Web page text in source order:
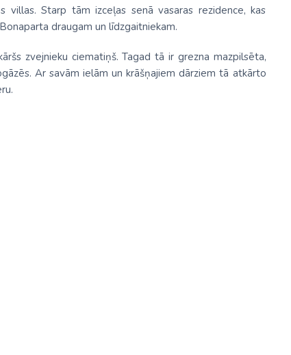
Starp tām izceļas senā vasaras rezidence, kas
draugam un līdzgaitniekam.
zvejnieku ciematiņš. Tagad tā ir grezna mazpilsēta,
Ar savām ielām un krāšņajiem dārziem tā atkārto